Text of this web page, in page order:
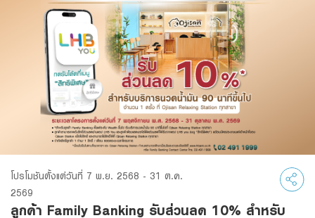
ติดต่อเรา
กลุ่มธุรกิจทางการเงินแลนด์ แอนด์ เฮ้าส์
โทร 1327 TH
ประกัน
การลงทุน
บริการ
ดิจิทัลแบงก์กิ้ง
Family Banking
โปรโมชันตั้งแต่วันที่ 7 พ.ย. 2568 - 31 ต.ค.
2569
ลูกค้า Family Banking รับส่วนลด 10% สำหรับ